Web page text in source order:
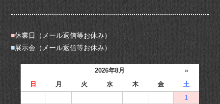
■休業日（メール返信等お休み）
■展示会（メール返信等お休み）